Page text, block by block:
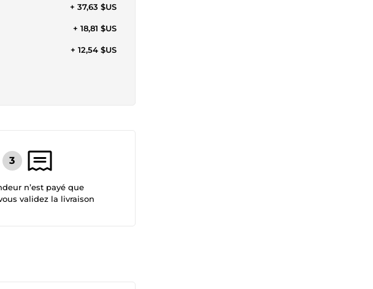
+ 37,63 $US
+ 18,81 $US
+ 12,54 $US
n’est payé que
validez la livraison